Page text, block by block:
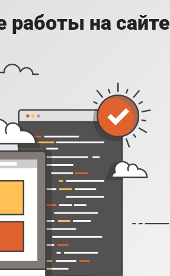
на сайте